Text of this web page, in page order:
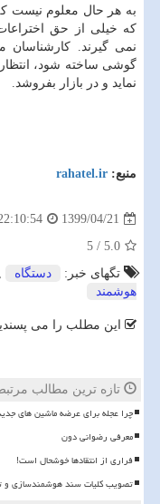
به هر حال معلوم نیست
که خیلی از حق
نمی گیرند. کارشناسان
گوشی ساخته شود، انتظار
نماید و در بازار بفروشد.
منبع: rahatel.ir
1399/04/21
5.0
/
5
تگهای خبر:
دستگاه ,
هوشمند
این مطلب را می
تازه ترین مطالب
چرا عجله برای عرضه ماشین های
معرفی رضوانی دون
فراری از انتقادها خوشحال است!
تصویب کلیات سند هوشمندسازی و